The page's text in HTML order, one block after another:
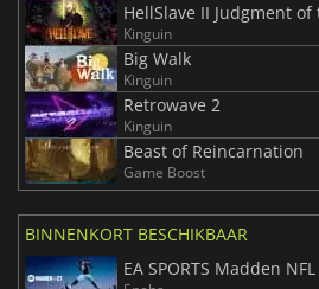
HellSlave II Judgment
Kinguin
Big Walk
Kinguin
Retrowave 2
Kinguin
Beast of Reincarnation
Game Boost
BINNENKORT BESCHIKBAAR
EA SPORTS Madden